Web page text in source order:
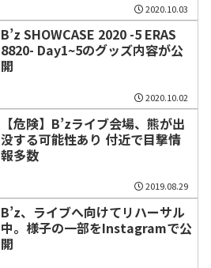
2020.10.03
B’z SHOWCASE 2020 -5 ERAS
8820- Day1~5のグッズ内容が公
開
2020.10.02
【危険】B’zライブ会場、熊が出
没する可能性あり 付近で目撃情
報多数
2019.08.29
B’z、ライブへ向けてリハーサル
中。様子の一部をInstagramで公
開